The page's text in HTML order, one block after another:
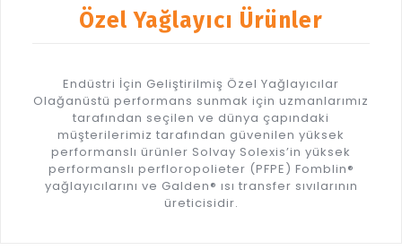
Özel Yağlayıcı Ürünler
Endüstri İçin Geliştirilmiş Özel Yağlayıcılar
Olağanüstü performans sunmak için uzmanlarımız
tarafından seçilen ve dünya çapındaki
müşterilerimiz tarafından güvenilen yüksek
performanslı ürünler Solvay Solexis’in yüksek
performanslı perfloropolieter (PFPE) Fomblin®
yağlayıcılarını ve Galden® ısı transfer sıvılarının
üreticisidir.